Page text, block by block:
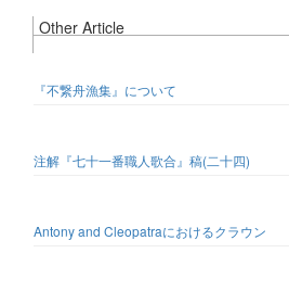
Other Article
『不繋舟漁集』について
注解『七十一番職人歌合』稿(二十四)
Antony and Cleopatraにおけるクラウン